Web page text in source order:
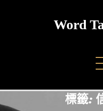
Word
標籤: